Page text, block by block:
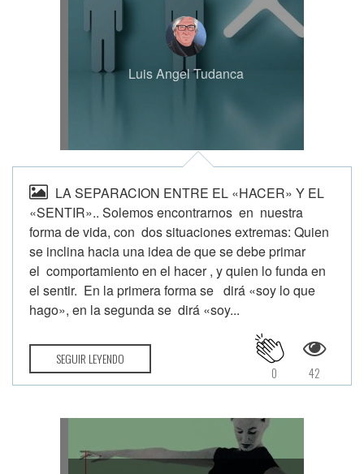
Luis Angel Tudanca
LA SEPARACION ENTRE EL «HACER» Y EL
«SENTIR».. Solemos encontrarnos en nuestra
forma de vida, con dos situaciones extremas: Quien
se inclina hacia una idea de que se debe primar
el comportamiento en el hacer , y quien lo funda en
el sentir. En la primera forma se dirá «soy lo que
hago», en la segunda se dirá «soy...
SEGUIR LEYENDO
42
0